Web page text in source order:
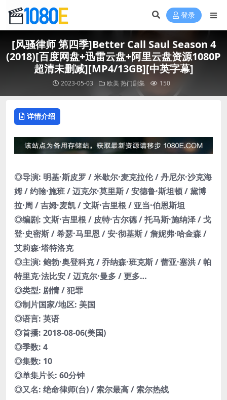
登录
[风骚律师 第四季]Better Call Saul Season 4
(2018)[百度网盘+迅雷云盘+阿里云盘资源1080P
超清未删减][MP4/13GB][中英字幕]
2023-05-03 欧美热门剧集 150
详情介绍
◎导演: 明基·斯皮罗 / 米歇尔·麦克拉伦 / 丹尼尔·沙克海
姆 / 约翰·施班 / 迈克尔·莫里斯 / 安德鲁·斯坦顿 / 黛博
拉·周 / 吉姆·麦凯 / 文斯·吉里根 / 亚当·伯恩斯坦
◎编剧: 文斯·吉里根 / 皮特·古尔德 / 托马斯·施纳泽 / 戈
登·史密斯 / 希瑟·马里恩 / 安·彻基斯 / 詹妮弗·哈金森 /
艾莉森·塔特洛克
◎主演: 鲍勃·奥登科克 / 乔纳森·班克斯 / 蕾亚·塞洪 / 帕
特里克·法比安 / 迈克尔·曼多 / 更多…
◎类型: 剧情 / 犯罪
◎制片国家/地区: 美国
◎语言: 英语
◎首播: 2018-08-06(美国)
◎季数: 4
◎集数: 10
◎单集片长: 60分钟
◎又名: 绝命律师(台) / 索尔最高 / 索尔热线